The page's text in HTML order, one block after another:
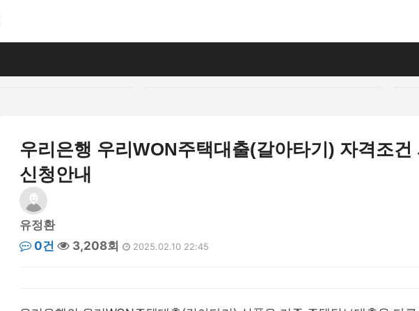
우리은행 우리WON주택대출(갈아타기) 자격조건
신청안내
유정환
0건
3,208회 2025.02.10 22:45